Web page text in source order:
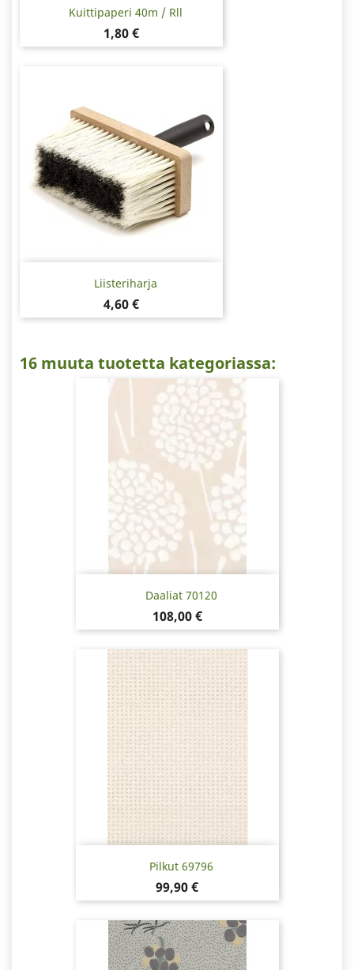
Kuittipaperi 40m / Rll
Hinta
1,80 €
Liisteriharja
Hinta
4,60 €
16 muuta tuotetta kategoriassa:
Daaliat 70120
Hinta
108,00 €
Pilkut 69796
Hinta
99,90 €